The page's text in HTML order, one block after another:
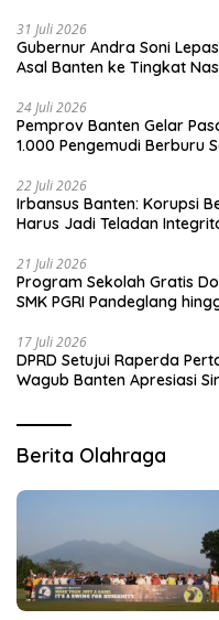
31 Juli 2026
Gubernur Andra Soni
Asal Banten ke Tingkat
24 Juli 2026
Pemprov Banten Gelar
1.000 Pengemudi Berburu
22 Juli 2026
Irbansus Banten: Korupsi
Harus Jadi Teladan
21 Juli 2026
Program Sekolah Gratis
SMK PGRI Pandeglang
17 Juli 2026
DPRD Setujui Raperda
Wagub Banten Apresiasi
Berita Olahraga